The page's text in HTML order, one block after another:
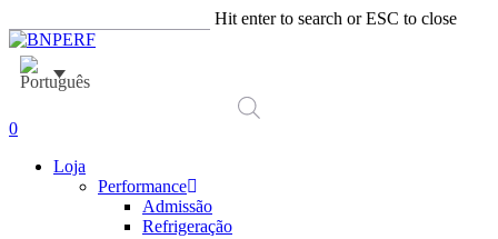
to
main
content
Hit enter to search or ESC to close
Close
Search
account
0
Loja
Performance
Admissão
Refrigeração